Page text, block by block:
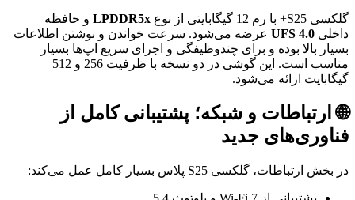
گلکسی S25+ با رم 12 گیگابایتی از نوع LPDDR5x و حافظه
داخلی UFS 4.0 عرضه می‌شود. سرعت خواندن و نوشتن اطلاعات
بسیار بالا بوده و برای چندوظیفگی و اجرای سریع اپ‌ها بسیار
مناسب است. این گوشی در دو نسخه با ظرفیت 256 و 512
گیگابایت ارائه می‌شود.
🌐 ارتباطات و شبکه؛ پشتیبانی کامل از
فناوری‌های جدید
در بخش ارتباطات، گلکسی S25 پلاس بسیار کامل عمل می‌کند: